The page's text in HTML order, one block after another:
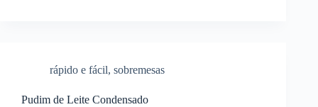
rápido e fácil, sobremesas
Pudim de Leite Condensado